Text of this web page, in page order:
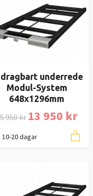
underrede
Modul-System
648x1296mm
950 kr 13 950 kr
10-20 dagar